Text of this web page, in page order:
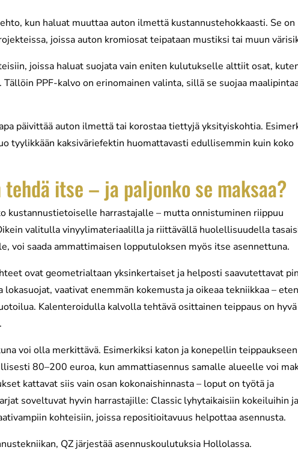
kun haluat muuttaa auton ilmettä kustannustehokkaasti. Se on
joissa auton kromiosat teipataan mustiksi tai muun
joissa haluat suojata vain eniten kulutukselle alttiit osat,
PPF-kalvo on erinomainen valinta, sillä se suojaa
päivittää auton ilmettä tai korostaa tiettyjä yksityiskohtia.
tyylikkään kaksiväriefektin huomattavasti edullisemmin kuin koko
itse – ja paljonko se maksaa?
kustannustietoiselle harrastajalle – mutta onnistuminen riippuu
valitulla vinyylimateriaalilla ja riittävällä huolellisuudella
voi saada ammattimaisen lopputuloksen myös itse asennettuna.
ovat geometrialtaan yksinkertaiset ja helposti saavutettavat
vaativat enemmän kokemusta ja oikeaa tekniikkaa –
Kalenteroidulla kalvolla tehtävä osittainen teippaus on hyvä
voi olla merkittävä. Esimerkiksi katon ja konepellin teippaukseen
80–200 euroa, kun ammattiasennus samalle alueelle voi
kattavat siis vain osan kokonaishinnasta – loput on työtä ja
soveltuvat hyvin harrastajille: Classic lyhytaikaisiin kokeiluihin ja
kohteisiin, joissa repositioitavuus helpottaa asennusta.
QZ järjestää asennuskoulutuksia Hollolassa.